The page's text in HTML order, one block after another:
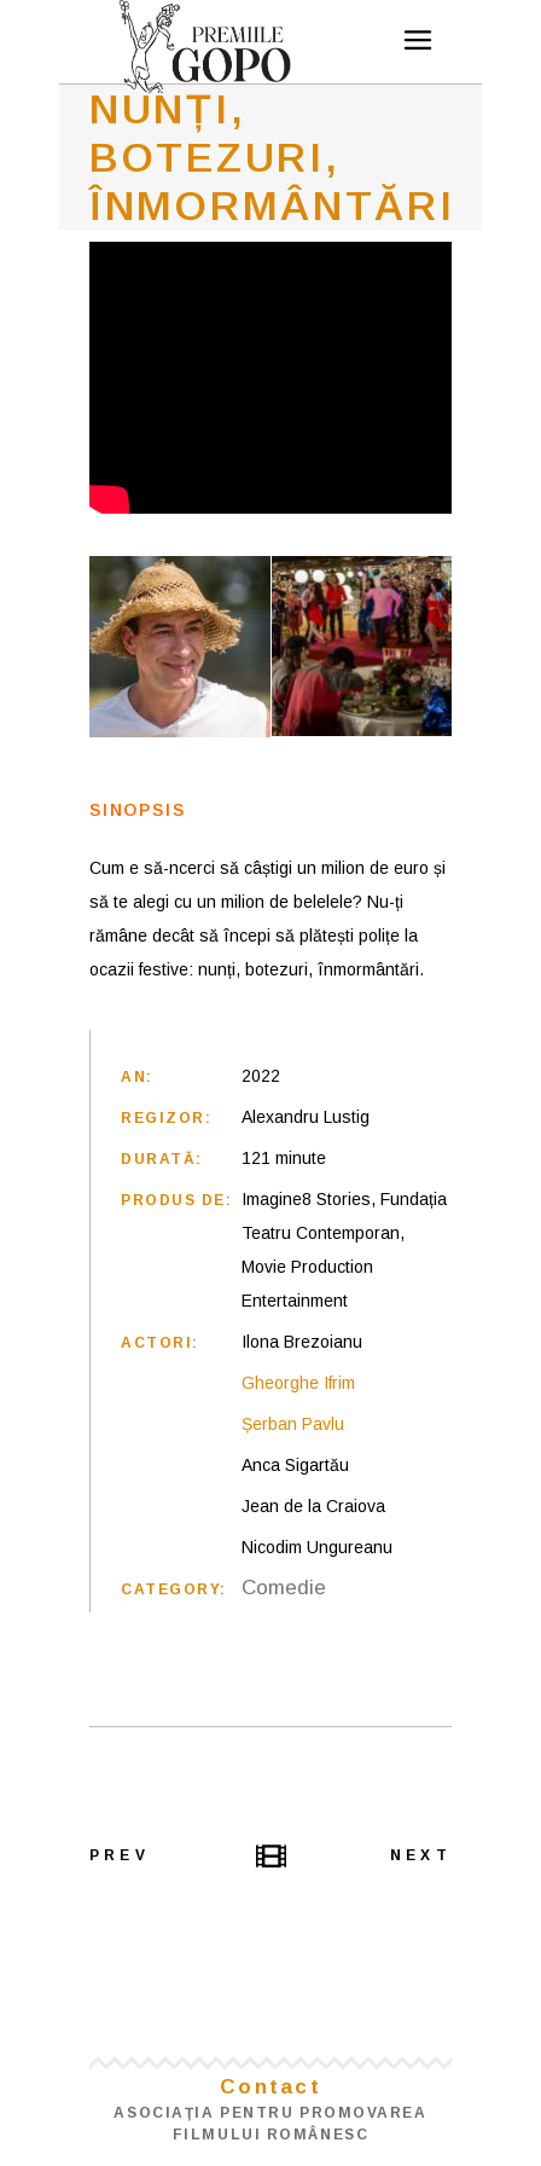
NUNȚI,
BOTEZURI,
ÎNMORMÂNTĂRI
SINOPSIS
Cum e să-ncerci să câștigi un milion de euro și
să te alegi cu un milion de belelele? Nu-ți
rămâne decât să începi să plătești polițe la
ocazii festive: nunți, botezuri, înmormântări.
AN: 2022
REGIZOR: Alexandru Lustig
DURATĂ: 121 minute
PRODUS DE:
Imagine8 Stories, Fundația
Teatru Contemporan,
Movie Production
Entertainment
ACTORI: Ilona Brezoianu
Gheorghe Ifrim
Șerban Pavlu
Anca Sigartău
Jean de la Craiova
Nicodim Ungureanu
CATEGORY: Comedie
PREV NEXT
Contact
ASOCIAŢIA PENTRU PROMOVAREA
FILMULUI ROMÂNESC